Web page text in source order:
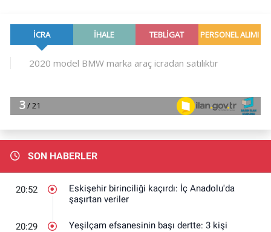
SON HABERLER
20:52
Eskişehir birinciliği kaçırdı: İç Anadolu'da
şaşırtan veriler
20:29
Yeşilçam efsanesinin başı dertte: 3 kişi